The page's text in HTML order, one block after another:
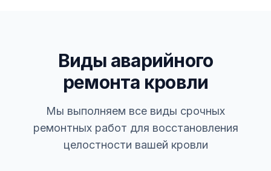
Виды аварийного
ремонта кровли
Мы выполняем все виды срочных
ремонтных работ для восстановления
целостности вашей кровли